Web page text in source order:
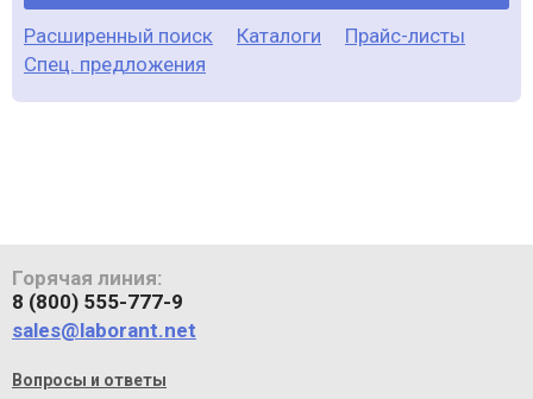
Расширенный поиск Каталоги
Прайс-листы
Спец. предложения
Горячая линия:
8 (800) 555-777-9
sales@laborant.net
Вопросы и ответы